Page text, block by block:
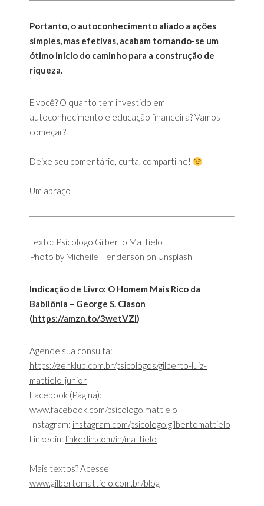
Portanto, o autoconhecimento aliado a ações
simples, mas efetivas, acabam tornando-se um
ótimo início do caminho para a construção de
riqueza.
E você? O quanto tem investido em
autoconhecimento e educação financeira? Vamos
começar?
Deixe seu comentário, curta, compartilhe!
Um abraço
Texto: Psicólogo Gilberto Mattielo
Photo by Micheile Henderson on Unsplash
Indicação de Livro: O Homem Mais Rico da
Babilônia – George S. Clason
(https://amzn.to/3wetVZl)
Agende sua consulta:
https://zenklub.com.br/psicologos/gilberto-luiz-
mattielo-junior
Facebook (Página):
www.facebook.com/psicologo.mattielo
Instagram: instagram.com/psicologo.gilbertomattielo
Linkedin: linkedin.com/in/mattielo
Mais textos? Acesse
www.gilbertomattielo.com.br/blog